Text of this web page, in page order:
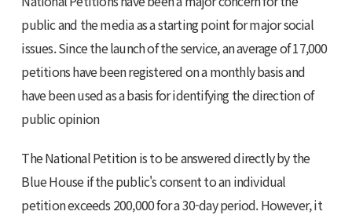
public and the media as a starting point for major social
issues. Since the launch of the service, an average of 17,000
petitions have been registered on a monthly basis and
have been used as a basis for identifying the direction of
public opinion
The National Petition is to be answered directly by the
Blue House if the public's consent to an individual
petition exceeds 200,000 for a 30-day period. However, it